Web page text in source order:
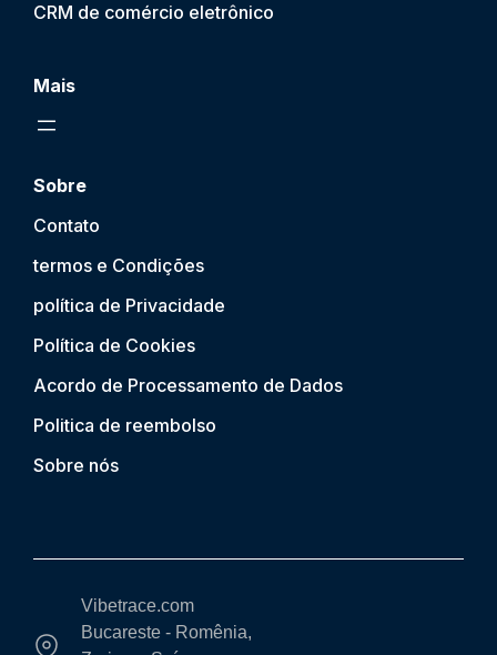
CRM de comércio eletrônico
Mais
Sobre
Contato
termos e Condições
política de Privacidade
Política de Cookies
Acordo de Processamento de Dados
Politica de reembolso
Sobre nós
Vibetrace.com
Bucareste - Romênia,